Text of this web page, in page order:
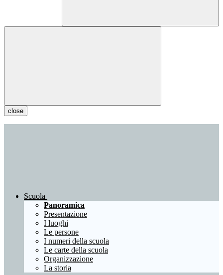
close
Scuola
Panoramica
Presentazione
I luoghi
Le persone
I numeri della scuola
Le carte della scuola
Organizzazione
La storia